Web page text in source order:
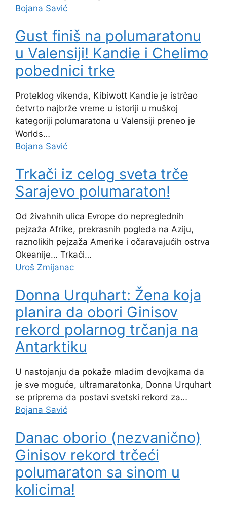
Bojana Savić
Gust finiš na polumaratonu
u Valensiji! Kandie i Chelimo
pobednici trke
Proteklog vikenda, Kibiwott Kandie je istrčao
četvrto najbrže vreme u istoriji u muškoj
kategoriji polumaratona u Valensiji preneo je
Worlds…
Bojana Savić
Trkači iz celog sveta trče
Sarajevo polumaraton!
Od živahnih ulica Evrope do nepreglednih
pejzaža Afrike, prekrasnih pogleda na Aziju,
raznolikih pejzaža Amerike i očaravajućih ostrva
Okeanije… Trkači…
Uroš Zmijanac
Donna Urquhart: Žena koja
planira da obori Ginisov
rekord polarnog trčanja na
Antarktiku
U nastojanju da pokaže mladim devojkama da
je sve moguće, ultramaratonka, Donna Urquhart
se priprema da postavi svetski rekord za…
Bojana Savić
Danac oborio (nezvanično)
Ginisov rekord trčeći
polumaraton sa sinom u
kolicima!